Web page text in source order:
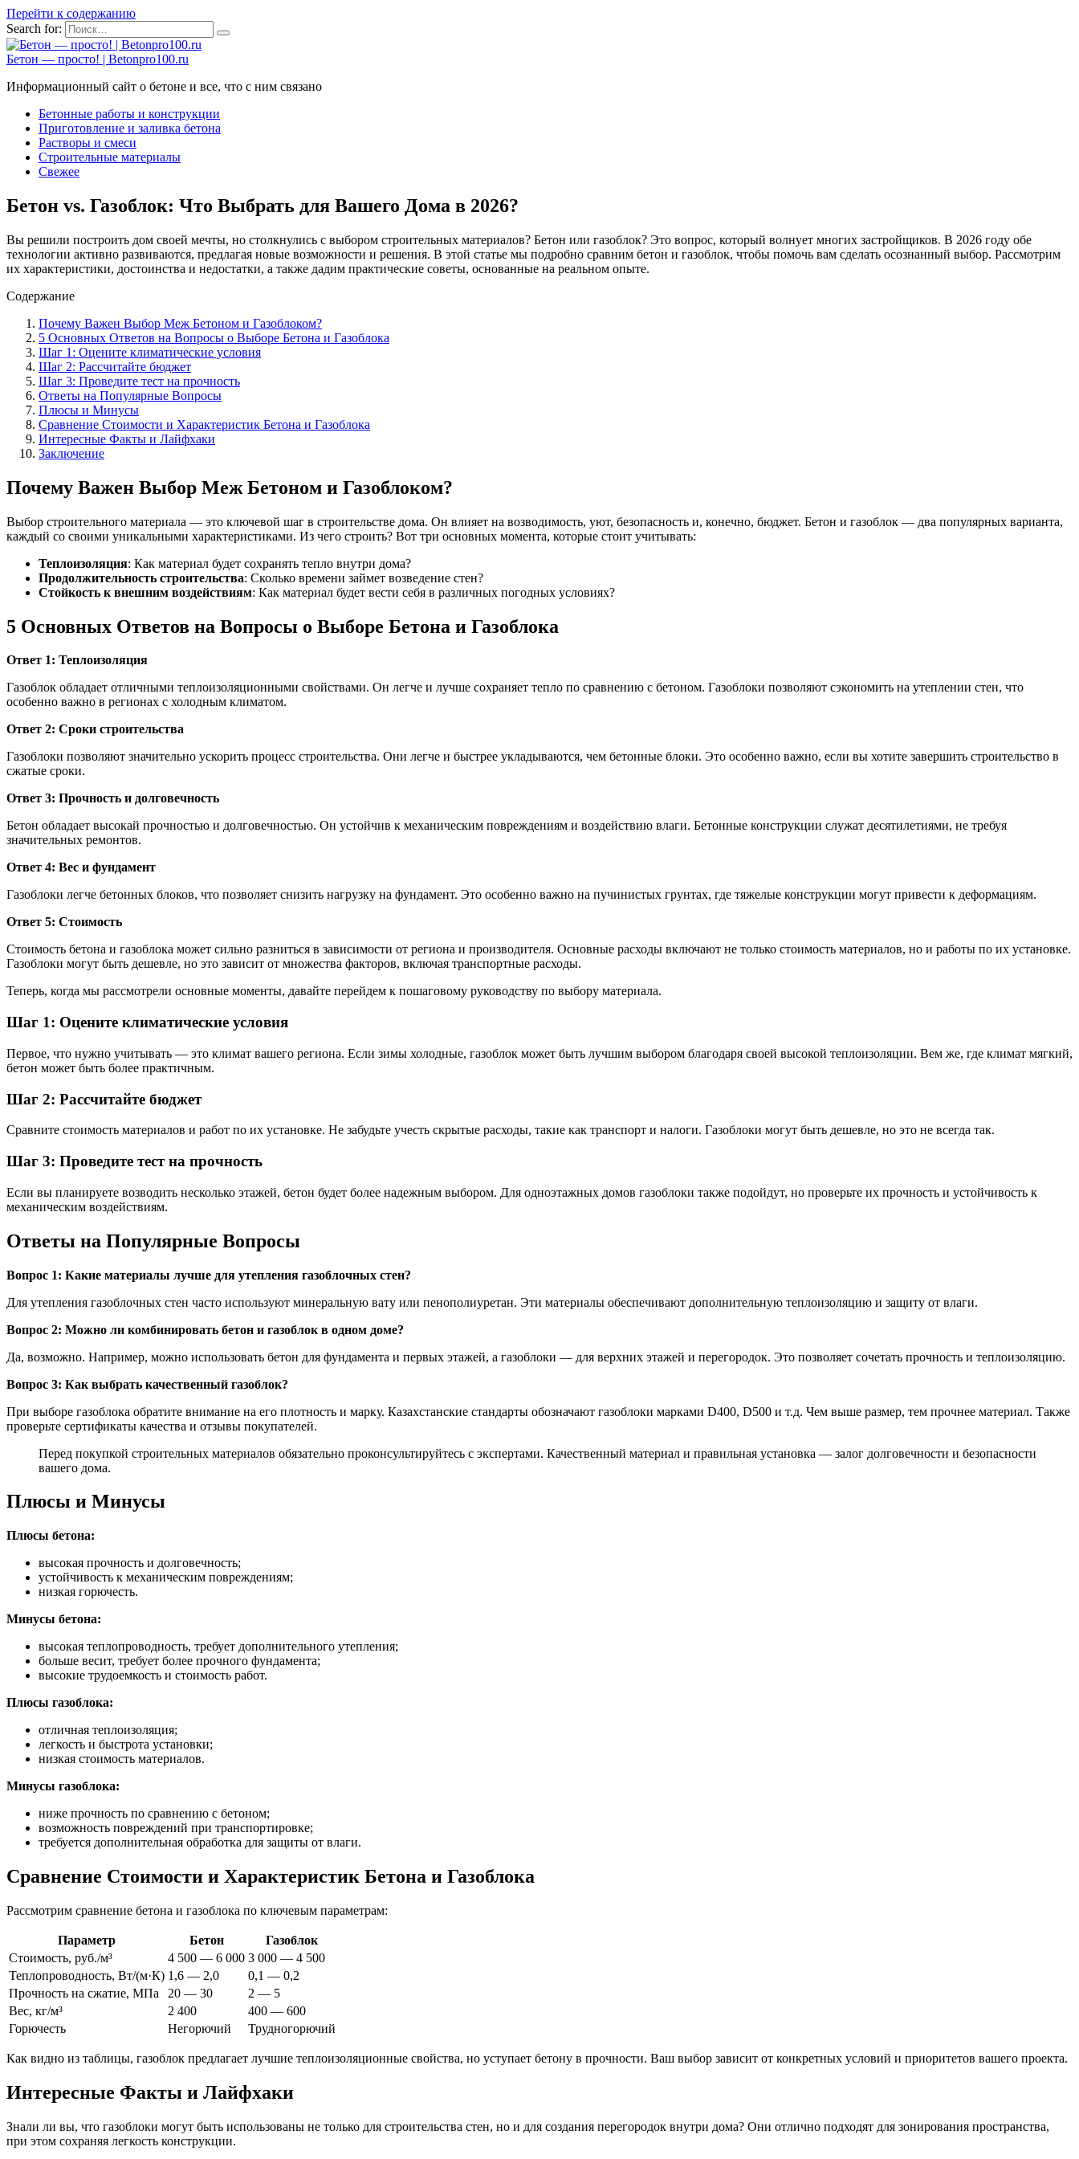
Перейти к содержанию
Search for:
Бетон — просто! | Betonpro100.ru
Информационный сайт о бетоне и все, что с ним связано
Бетонные работы и конструкции
Приготовление и заливка бетона
Растворы и смеси
Строительные материалы
Свежее
Бетон vs. Газоблок: Что Выбрать для Вашего Дома в 2026?
Вы решили построить дом своей мечты, но столкнулись с выбором строительных материалов? Бетон или газоблок? Это вопрос, который волнует многих застройщиков. В 2026 году обе
технологии активно развиваются, предлагая новые возможности и решения. В этой статье мы подробно сравним бетон и газоблок, чтобы помочь вам сделать осознанный выбор. Рассмотрим
их характеристики, достоинства и недостатки, а также дадим практические советы, основанные на реальном опыте.
Содержание
Почему Важен Выбор Меж Бетоном и Газоблоком?
5 Основных Ответов на Вопросы о Выборе Бетона и Газоблока
Шаг 1: Оцените климатические условия
Шаг 2: Рассчитайте бюджет
Шаг 3: Проведите тест на прочность
Ответы на Популярные Вопросы
Плюсы и Минусы
Сравнение Стоимости и Характеристик Бетона и Газоблока
Интересные Факты и Лайфхаки
Заключение
Почему Важен Выбор Меж Бетоном и Газоблоком?
Выбор строительного материала — это ключевой шаг в строительстве дома. Он влияет на возводимость, уют, безопасность и, конечно, бюджет. Бетон и газоблок — два популярных варианта,
каждый со своими уникальными характеристиками. Из чего строить? Вот три основных момента, которые стоит учитывать:
Теплоизоляция: Как материал будет сохранять тепло внутри дома?
Продолжительность строительства: Сколько времени займет возведение стен?
Стойкость к внешним воздействиям: Как материал будет вести себя в различных погодных условиях?
5 Основных Ответов на Вопросы о Выборе Бетона и Газоблока
Ответ 1: Теплоизоляция
Газоблок обладает отличными теплоизоляционными свойствами. Он легче и лучше сохраняет тепло по сравнению с бетоном. Газоблоки позволяют сэкономить на утеплении стен, что
особенно важно в регионах с холодным климатом.
Ответ 2: Сроки строительства
Газоблоки позволяют значительно ускорить процесс строительства. Они легче и быстрее укладываются, чем бетонные блоки. Это особенно важно, если вы хотите завершить строительство в
сжатые сроки.
Ответ 3: Прочность и долговечность
Бетон обладает высокай прочностью и долговечностью. Он устойчив к механическим повреждениям и воздействию влаги. Бетонные конструкции служат десятилетиями, не требуя
значительных ремонтов.
Ответ 4: Вес и фундамент
Газоблоки легче бетонных блоков, что позволяет снизить нагрузку на фундамент. Это особенно важно на пучинистых грунтах, где тяжелые конструкции могут привести к деформациям.
Ответ 5: Стоимость
Стоимость бетона и газоблока может сильно разниться в зависимости от региона и производителя. Основные расходы включают не только стоимость материалов, но и работы по их установке.
Газоблоки могут быть дешевле, но это зависит от множества факторов, включая транспортные расходы.
Теперь, когда мы рассмотрели основные моменты, давайте перейдем к пошаговому руководству по выбору материала.
Шаг 1: Оцените климатические условия
Первое, что нужно учитывать — это климат вашего региона. Если зимы холодные, газоблок может быть лучшим выбором благодаря своей высокой теплоизоляции. Вем же, где климат мягкий,
бетон может быть более практичным.
Шаг 2: Рассчитайте бюджет
Сравните стоимость материалов и работ по их установке. Не забудьте учесть скрытые расходы, такие как транспорт и налоги. Газоблоки могут быть дешевле, но это не всегда так.
Шаг 3: Проведите тест на прочность
Если вы планируете возводить несколько этажей, бетон будет более надежным выбором. Для одноэтажных домов газоблоки также подойдут, но проверьте их прочность и устойчивость к
механическим воздействиям.
Ответы на Популярные Вопросы
Вопрос 1: Какие материалы лучше для утепления газоблочных стен?
Для утепления газоблочных стен часто используют минеральную вату или пенополиуретан. Эти материалы обеспечивают дополнительную теплоизоляцию и защиту от влаги.
Вопрос 2: Можно ли комбинировать бетон и газоблок в одном доме?
Да, возможно. Например, можно использовать бетон для фундамента и первых этажей, а газоблоки — для верхних этажей и перегородок. Это позволяет сочетать прочность и теплоизоляцию.
Вопрос 3: Как выбрать качественный газоблок?
При выборе газоблока обратите внимание на его плотность и марку. Казахстанские стандарты обозначают газоблоки марками D400, D500 и т.д. Чем выше размер, тем прочнее материал. Также
проверьте сертификаты качества и отзывы покупателей.
Перед покупкой строительных материалов обязательно проконсультируйтесь с экспертами. Качественный материал и правильная установка — залог долговечности и безопасности
вашего дома.
Плюсы и Минусы
Плюсы бетона:
высокая прочность и долговечность;
устойчивость к механическим повреждениям;
низкая горючесть.
Минусы бетона:
высокая теплопроводность, требует дополнительного утепления;
больше весит, требует более прочного фундамента;
высокие трудоемкость и стоимость работ.
Плюсы газоблока:
отличная теплоизоляция;
легкость и быстрота установки;
низкая стоимость материалов.
Минусы газоблока:
ниже прочность по сравнению с бетоном;
возможность повреждений при транспортировке;
требуется дополнительная обработка для защиты от влаги.
Сравнение Стоимости и Характеристик Бетона и Газоблока
Рассмотрим сравнение бетона и газоблока по ключевым параметрам:
Параметр Бетон
Газоблок
Стоимость, руб./м³
4 500 — 6 000 3 000 — 4 500
Теплопроводность, Вт/(м·К) 1,6 — 2,0
0,1 — 0,2
Прочность на сжатие, МПа
20 — 30
2 — 5
Вес, кг/м³
2 400
400 — 600
Горючесть
Негорючий Трудногорючий
Как видно из таблицы, газоблок предлагает лучшие теплоизоляционные свойства, но уступает бетону в прочности. Ваш выбор зависит от конкретных условий и приоритетов вашего проекта.
Интересные Факты и Лайфхаки
Знали ли вы, что газоблоки могут быть использованы не только для строительства стен, но и для создания перегородок внутри дома? Они отлично подходят для зонирования пространства,
при этом сохраняя легкость конструкции.